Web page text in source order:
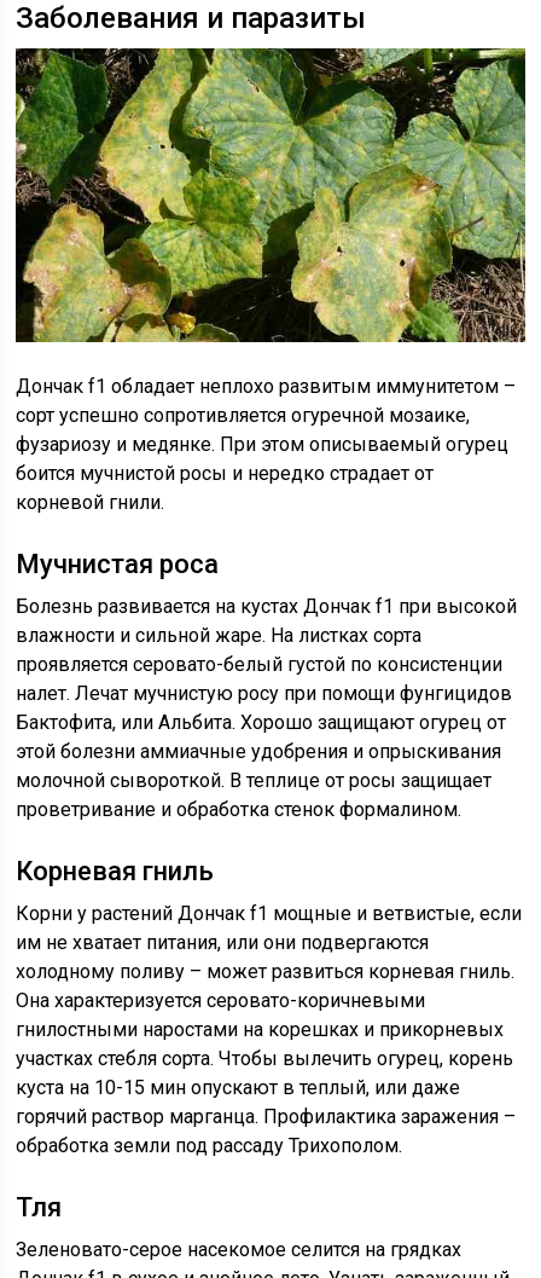
Заболевания и паразиты
Дончак f1 обладает неплохо развитым иммунитетом –
сорт успешно сопротивляется огуречной мозаике,
фузариозу и медянке. При этом описываемый огурец
боится мучнистой росы и нередко страдает от
корневой гнили.
Мучнистая роса
Болезнь развивается на кустах Дончак f1 при высокой
влажности и сильной жаре. На листках сорта
проявляется серовато-белый густой по консистенции
налет. Лечат мучнистую росу при помощи фунгицидов
Бактофита, или Альбита. Хорошо защищают огурец от
этой болезни аммиачные удобрения и опрыскивания
молочной сывороткой. В теплице от росы защищает
проветривание и обработка стенок формалином.
Корневая гниль
Корни у растений Дончак f1 мощные и ветвистые, если
им не хватает питания, или они подвергаются
холодному поливу – может развиться корневая гниль.
Она характеризуется серовато-коричневыми
гнилостными наростами на корешках и прикорневых
участках стебля сорта. Чтобы вылечить огурец, корень
куста на 10-15 мин опускают в теплый, или даже
горячий раствор марганца. Профилактика заражения –
обработка земли под рассаду Трихополом.
Тля
Зеленовато-серое насекомое селится на грядках